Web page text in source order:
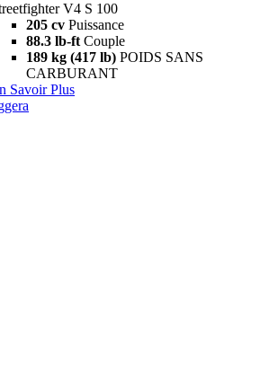
V4 S 100
205 cv Puissance
88.3 lb-ft Couple
189 kg (417 lb) POIDS SANS
CARBURANT
Savoir Plus